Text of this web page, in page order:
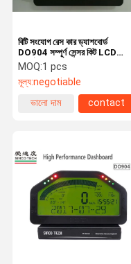
বিটি সংযোগ রেস কার ড্যাশবোর্ড
DO904 সম্পূর্ণ সেন্সর কিট LCD
প্রদর্শন প্যানেল
MOQ:1 pcs
মূল্য:negotiable
ভালো দাম
contact